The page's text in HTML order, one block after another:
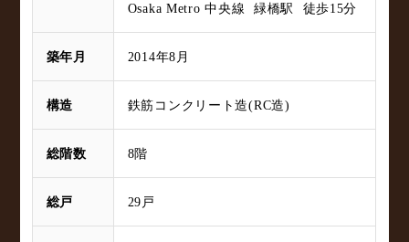
Osaka Metro 中央線 緑橋駅 徒歩15分
築年月 2014年8月
構造 鉄筋コンクリート造(RC造)
総階数 8階
総戸 29戸